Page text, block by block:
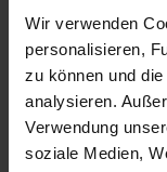
Wir verwenden
personalisieren,
zu können und
analysieren.
Verwendung
soziale Medien,